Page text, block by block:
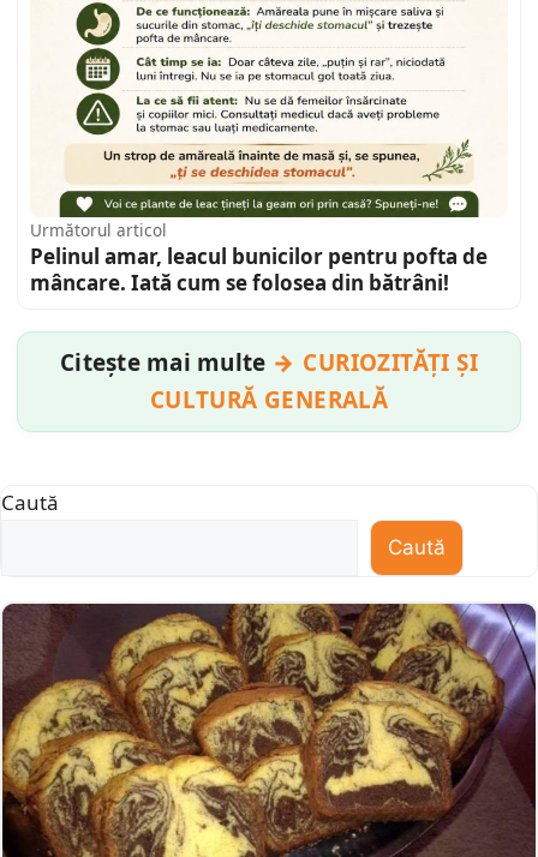
Următorul articol
Pelinul amar, leacul bunicilor pentru pofta de
mâncare. Iată cum se folosea din bătrâni!
Citește mai multe
CURIOZITĂȚI ȘI
CULTURĂ GENERALĂ
Caută
Caută